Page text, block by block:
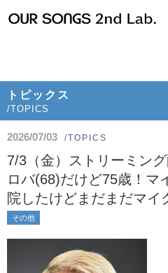
トピックス
/TOPICS
2026/07/03 /TOPICS
7/3（金）ストリーミン
ロバ(68)だけど75歳！マ
院したけどまだまだマイ
その他